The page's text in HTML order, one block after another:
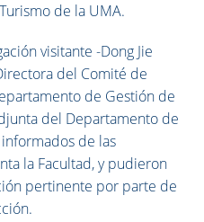
de la UMA.
visitante -Dong Jie
del Comité de
de Gestión de
del Departamento de
de las
la Facultad, y pudieron
pertinente por parte de